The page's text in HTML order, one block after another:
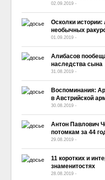
02.09.2019 -
Осколки
необычных
01.09.2019 -
Алибасов
наследства сына
31.08.2019 -
Воспоминания:
в Австрийской
30.08.2019 -
Антон Павлович
потомкам за 44
29.08.2019 -
11 коротких и
знаменитостях
28.08.2019 -